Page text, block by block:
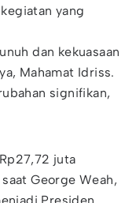
yang
dan kekuasaan
Mahamat Idriss.
signifikan,
juta
George Weah,